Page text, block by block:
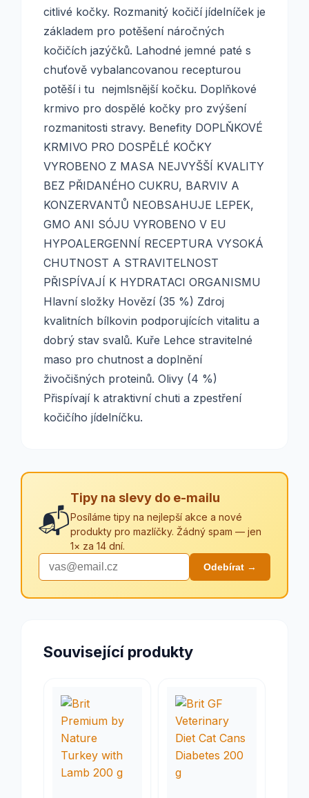
citlivé kočky. Rozmanitý kočičí jídelníček je
základem pro potěšení náročných
kočičích jazýčků. Lahodné jemné paté s
chuťově vybalancovanou recepturou
potěší i tu nejmlsnější kočku. Doplňkové
krmivo pro dospělé kočky pro zvýšení
rozmanitosti stravy. Benefity DOPLŇKOVÉ
KRMIVO PRO DOSPĚLÉ KOČKY
VYROBENO Z MASA NEJVYŠŠÍ KVALITY
BEZ PŘIDANÉHO CUKRU, BARVIV A
KONZERVANTŮ NEOBSAHUJE LEPEK,
GMO ANI SÓJU VYROBENO V EU
HYPOALERGENNÍ RECEPTURA VYSOKÁ
CHUTNOST A STRAVITELNOST
PŘISPÍVAJÍ K HYDRATACI ORGANISMU
Hlavní složky Hovězí (35 %) Zdroj
kvalitních bílkovin podporujících vitalitu a
dobrý stav svalů. Kuře Lehce stravitelné
maso pro chutnost a doplnění
živočišných proteinů. Olivy (4 %)
Přispívají k atraktivní chuti a zpestření
kočičího jídelníčku.
📬
Tipy na slevy do e-mailu
Posíláme tipy na nejlepší akce a nové
produkty pro mazlíčky. Žádný spam — jen
1× za 14 dní.
Odebírat →
Související produkty